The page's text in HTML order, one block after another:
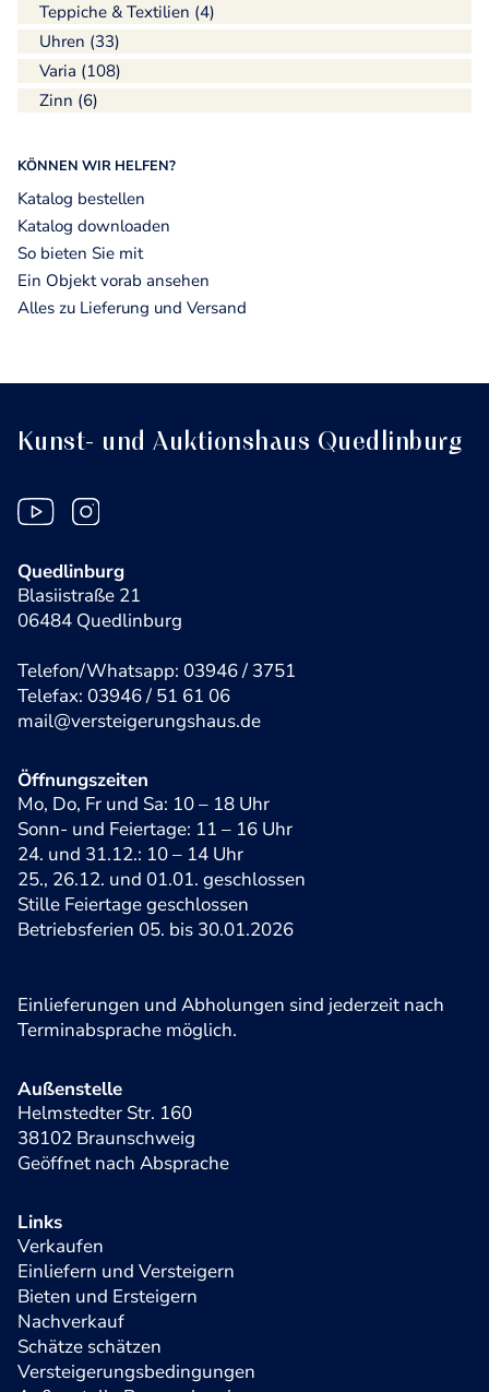
Teppiche & Textilien (4)
Uhren (33)
Varia (108)
Zinn (6)
KÖNNEN WIR HELFEN?
Katalog bestellen
Katalog downloaden
So bieten Sie mit
Ein Objekt vorab ansehen
Alles zu Lieferung und Versand
Kunst- und Auktionshaus Quedlinburg
Quedlinburg
Blasiistraße 21
06484 Quedlinburg
Telefon/Whatsapp: 03946 / 3751
Telefax: 03946 / 51 61 06
mail@versteigerungshaus.de
Öffnungszeiten
Mo, Do, Fr und Sa: 10 – 18 Uhr
Sonn- und Feiertage: 11 – 16 Uhr
24. und 31.12.: 10 – 14 Uhr
25., 26.12. und 01.01. geschlossen
Stille Feiertage geschlossen
Betriebsferien 05. bis 30.01.2026
Einlieferungen und Abholungen sind jederzeit nach
Terminabsprache möglich.
Außenstelle
Helmstedter Str. 160
38102 Braunschweig
Geöffnet nach Absprache
Links
Verkaufen
Einliefern und Versteigern
Bieten und Ersteigern
Nachverkauf
Schätze schätzen
Versteigerungsbedingungen